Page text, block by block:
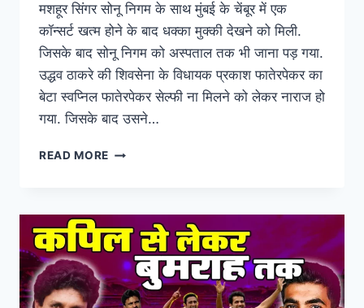
मशहूर सिंगर सोनू निगम के साथ मुंबई के चेंबूर में एक
कॉन्सर्ट खत्म होने के बाद धक्का मुक्की देखने को मिली.
जिसके बाद सोनू निगम को अस्पताल तक भी जाना पड़ गया.
उद्धव ठाकरे की शिवसेना के विधायक प्रकाश फातेरपेकर का
बेटा स्वप्निल फातेरपेकर सेल्फी ना मिलने को लेकर नाराज हो
गया. जिसके बाद उसने…
READ MORE